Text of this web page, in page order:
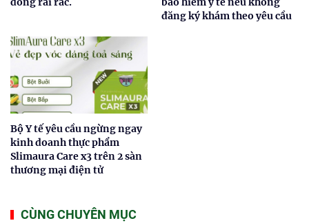
đăng ký khám theo yêu cầu
Bộ Y tế yêu cầu ngừng ngay
kinh doanh thực phẩm
Slimaura Care x3 trên 2 sàn
thương mại điện tử
CÙNG CHUYÊN MỤC